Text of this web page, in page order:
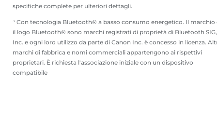
specifiche complete per ulteriori dettagli.
³ Con tecnologia Bluetooth® a basso consumo energetico. Il marchio
il logo Bluetooth® sono marchi registrati di proprietà di Bluetooth SIG,
Inc. e ogni loro utilizzo da parte di Canon Inc. è concesso in licenza.
marchi di fabbrica e nomi commerciali appartengono ai rispettivi
proprietari. È richiesta l'associazione iniziale con un dispositivo
compatibile